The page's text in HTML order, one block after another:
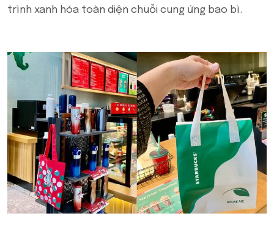
trình xanh hóa toàn diện chuỗi cung ứng bao bì.